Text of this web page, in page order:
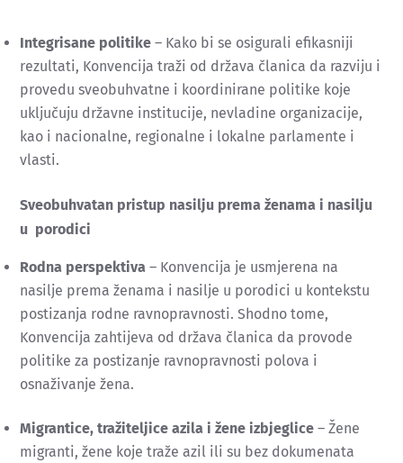
Integrisane politike – Kako bi se osigurali efikasniji
rezultati, Konvencija traži od država članica da razviju i
provedu sveobuhvatne i koordinirane politike koje
uključuju državne institucije, nevladine organizacije,
kao i nacionalne, regionalne i lokalne parlamente i
vlasti.
Sveobuhvatan pristup nasilju prema ženama i nasilju
u porodici
Rodna perspektiva – Konvencija je usmjerena na
nasilje prema ženama i nasilje u porodici u kontekstu
postizanja rodne ravnopravnosti. Shodno tome,
Konvencija zahtijeva od država članica da provode
politike za postizanje ravnopravnosti polova i
osnaživanje žena.
Migrantice, tražiteljice azila i žene izbjeglice– Žene
migranti, žene koje traže azil ili su bez dokumenata